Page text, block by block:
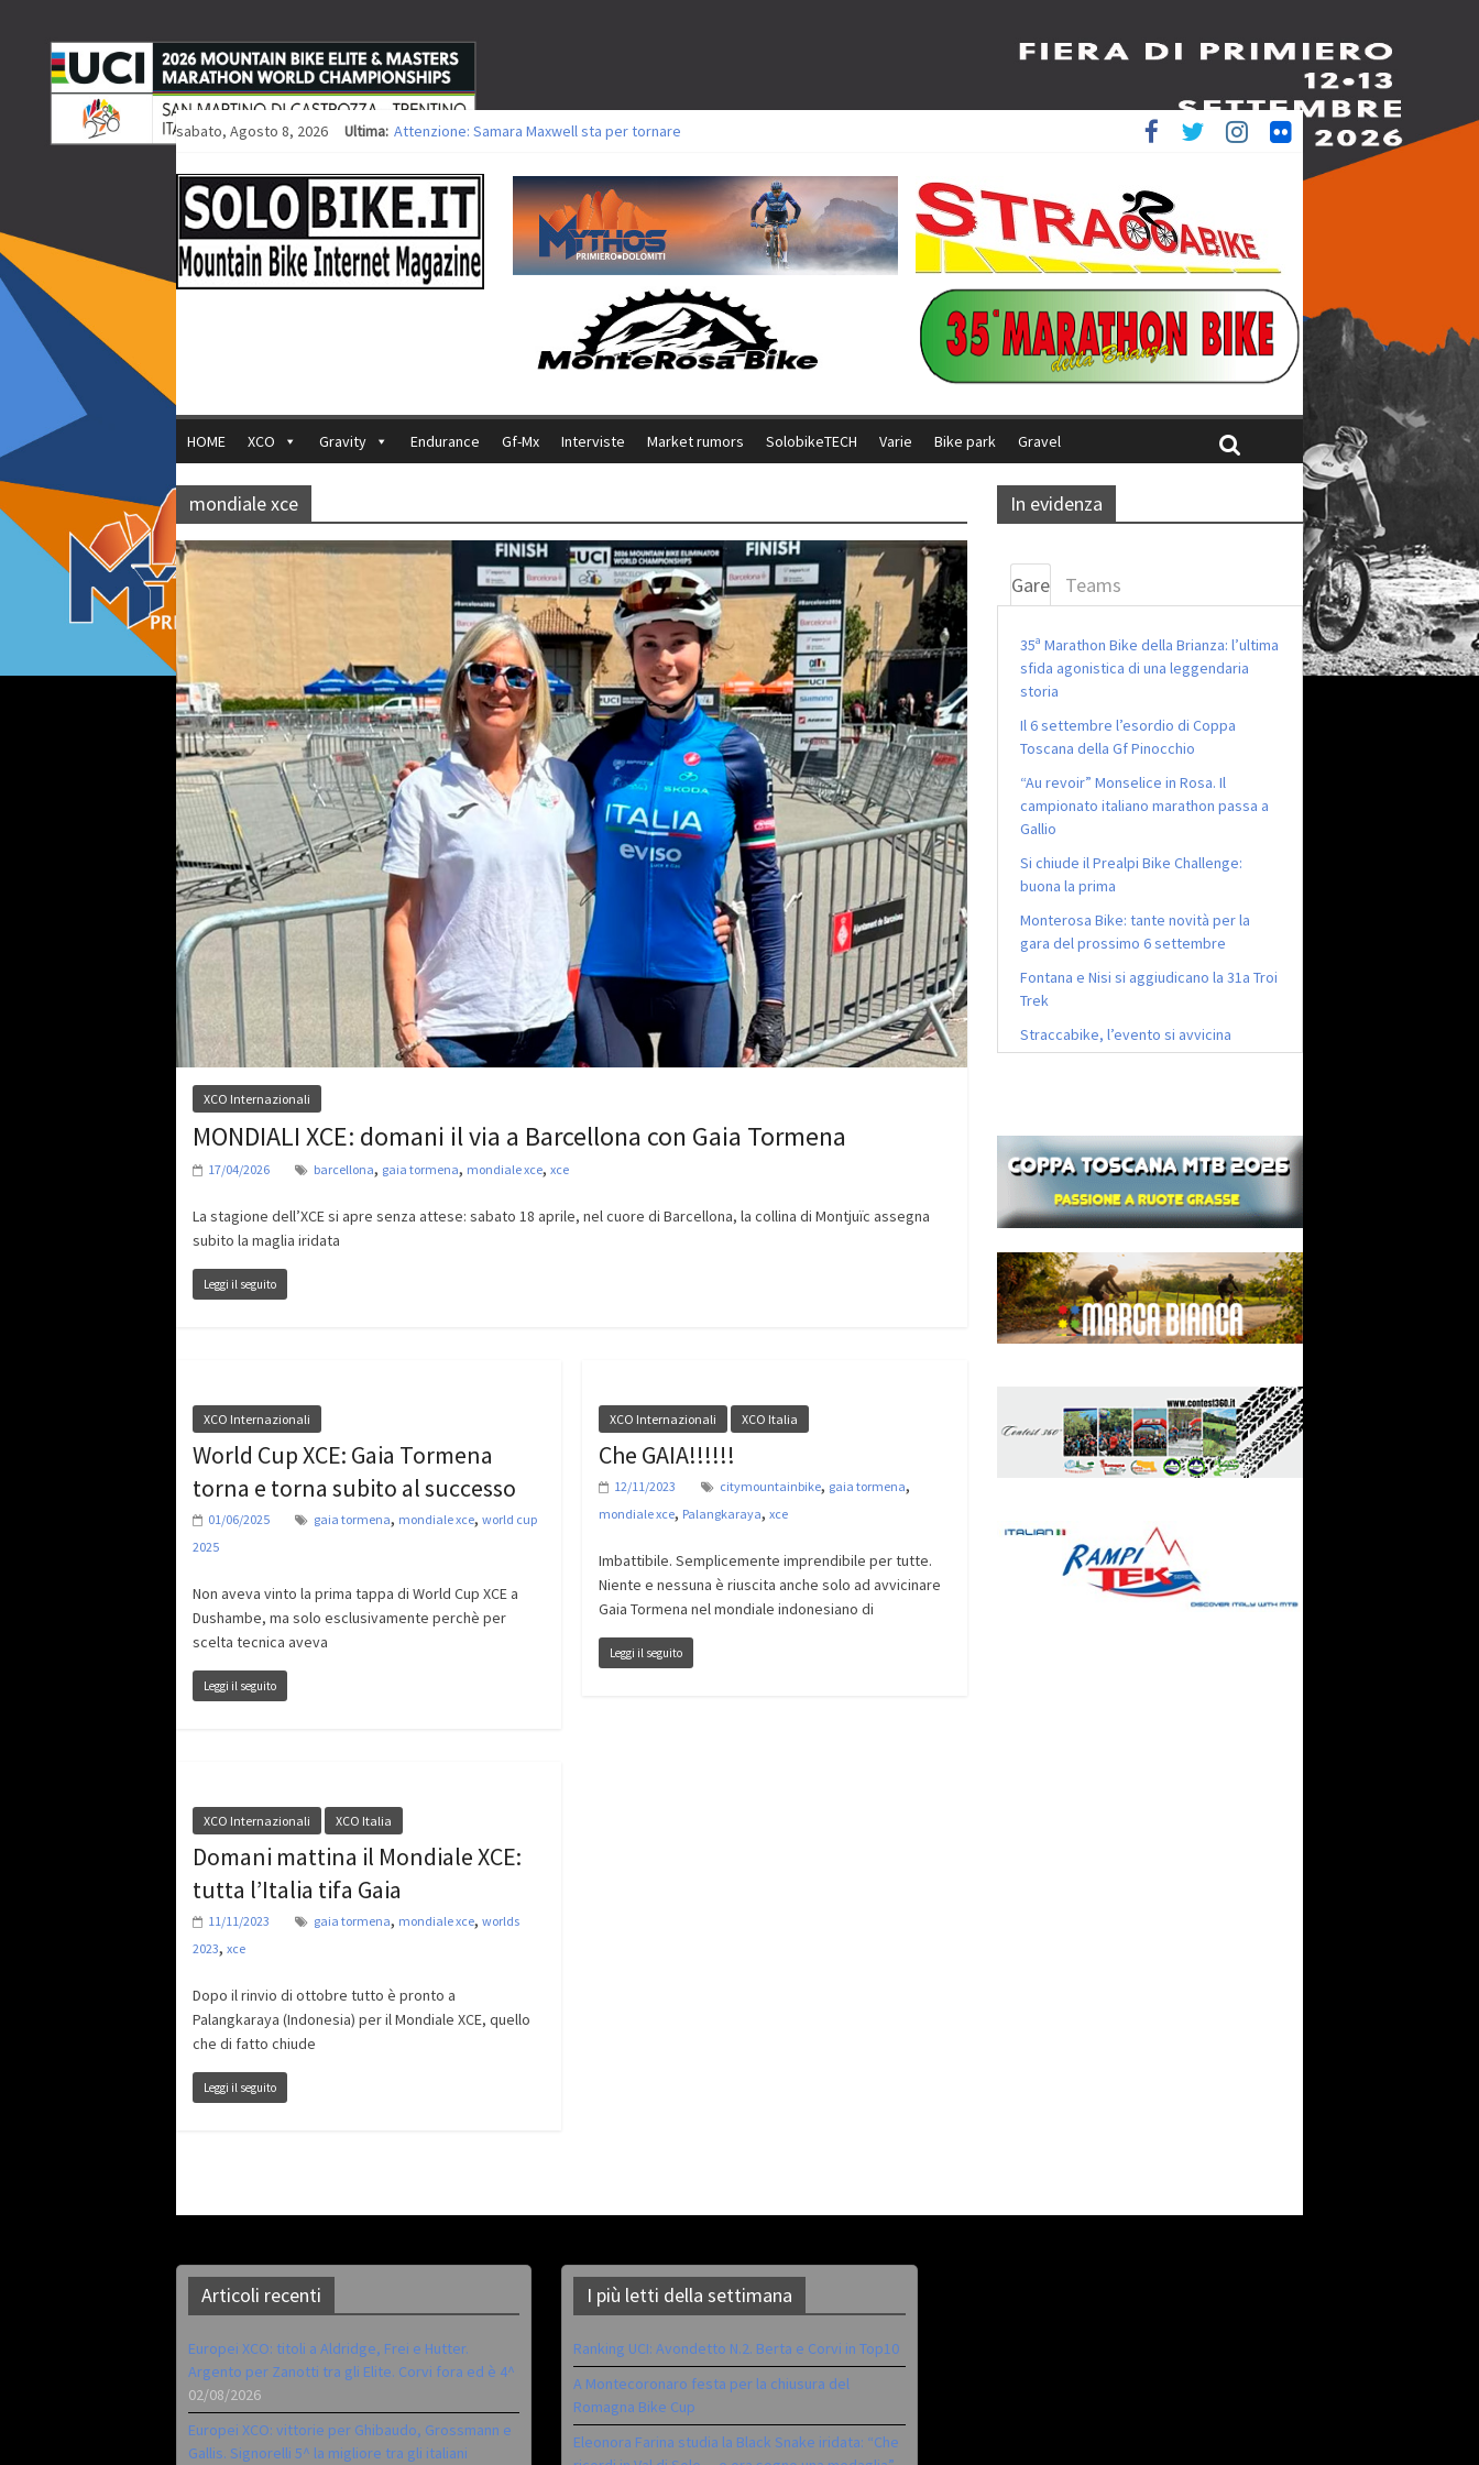
sabato, Agosto 8, 2026 Ultima: Attenzione: Samara Maxwell sta per tornare
Europei XCO: vittorie per Ghibaudo, Grossmann e Gallis. Signorelli 5^ la migliore tra gli italiani
35ª Marathon Bike della Brianza: l’ultima sfida agonistica di una leggendaria storia
Europei MTB: il Team Relay firma il secondo argento azzurro a Monteceneri
HOME XCO Gravity Endurance Gf-Mx Interviste Market rumors SolobikeTECH Varie Bike park Gravel
mondiale xce
XCO Internazionali
MONDIALI XCE: domani il via a Barcellona con Gaia Tormena
17/04/2026 barcellona, gaia tormena, mondiale xce, xce
La stagione dell’XCE si apre senza attese: sabato 18 aprile, nel cuore di Barcellona, la collina di Montjuïc assegna
subito la maglia iridata
Leggi il seguito
XCO Internazionali
World Cup XCE: Gaia Tormena
torna e torna subito al successo
01/06/2025 gaia tormena, mondiale xce, world cup
2025
Non aveva vinto la prima tappa di World Cup XCE a
Dushambe, ma solo esclusivamente perchè per
scelta tecnica aveva
Leggi il seguito
XCO Internazionali XCO Italia
Che GAIA!!!!!!
12/11/2023 citymountainbike, gaia tormena,
mondiale xce, Palangkaraya, xce
Imbattibile. Semplicemente imprendibile per tutte.
Niente e nessuna è riuscita anche solo ad avvicinare
Gaia Tormena nel mondiale indonesiano di
Leggi il seguito
XCO Internazionali XCO Italia
Domani mattina il Mondiale XCE:
tutta l’Italia tifa Gaia
11/11/2023 gaia tormena, mondiale xce, worlds
2023, xce
Dopo il rinvio di ottobre tutto è pronto a
Palangkaraya (Indonesia) per il Mondiale XCE, quello
che di fatto chiude
Leggi il seguito
In evidenza
Gare Teams
35ª Marathon Bike della Brianza: l’ultima
sfida agonistica di una leggendaria
storia
Il 6 settembre l’esordio di Coppa
Toscana della Gf Pinocchio
“Au revoir” Monselice in Rosa. Il
campionato italiano marathon passa a
Gallio
Si chiude il Prealpi Bike Challenge:
buona la prima
Monterosa Bike: tante novità per la
gara del prossimo 6 settembre
Fontana e Nisi si aggiudicano la 31a Troi
Trek
Straccabike, l’evento si avvicina
Articoli recenti
Europei XCO: titoli a Aldridge, Frei e Hutter.
Argento per Zanotti tra gli Elite. Corvi fora ed è 4^
02/08/2026
Europei XCO: vittorie per Ghibaudo, Grossmann e
Gallis. Signorelli 5^ la migliore tra gli italiani
I più letti della settimana
Ranking UCI: Avondetto N.2. Berta e Corvi in Top10
A Montecoronaro festa per la chiusura del
Romagna Bike Cup
Eleonora Farina studia la Black Snake iridata: “Che